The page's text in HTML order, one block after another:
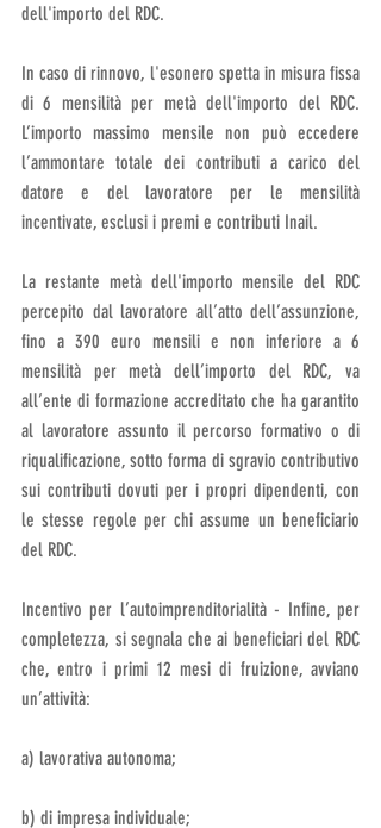
dell'importo del RDC.
In caso di rinnovo, l'esonero spetta in misura fissa
di 6 mensilità per metà dell'importo del RDC.
L’importo massimo mensile non può eccedere
l’ammontare totale dei contributi a carico del
datore e del lavoratore per le mensilità
incentivate, esclusi i premi e contributi Inail.
La restante metà dell'importo mensile del RDC
percepito dal lavoratore all’atto dell’assunzione,
fino a 390 euro mensili e non inferiore a 6
mensilità per metà dell’importo del RDC, va
all’ente di formazione accreditato che ha garantito
al lavoratore assunto il percorso formativo o di
riqualificazione, sotto forma di sgravio contributivo
sui contributi dovuti per i propri dipendenti, con
le stesse regole per chi assume un beneficiario
del RDC.
Incentivo per l’autoimprenditorialità - Infine, per
completezza, si segnala che ai beneficiari del RDC
che, entro i primi 12 mesi di fruizione, avviano
un’attività:
a) lavorativa autonoma;
b) di impresa individuale;